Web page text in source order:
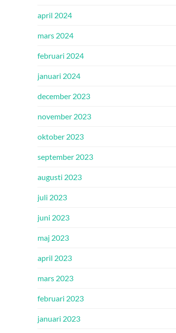
april 2024
mars 2024
februari 2024
januari 2024
december 2023
november 2023
oktober 2023
september 2023
augusti 2023
juli 2023
juni 2023
maj 2023
april 2023
mars 2023
februari 2023
januari 2023